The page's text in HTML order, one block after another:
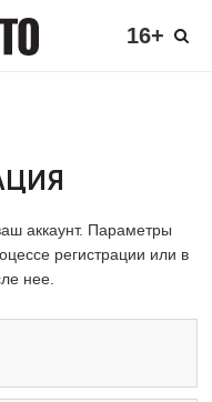
16+
аккаунт. Параметры
регистрации или в
нее.